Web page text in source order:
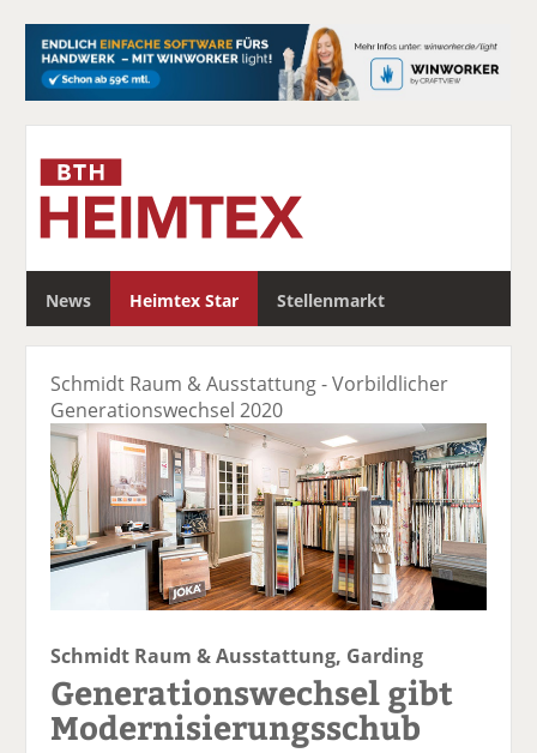
News Heimtex Star Stellenmarkt
c
Schmidt Raum & Ausstattung - Vorbildlicher
Generationswechsel 2020
Schmidt Raum & Ausstattung, Garding
Generationswechsel gibt
Modernisierungsschub